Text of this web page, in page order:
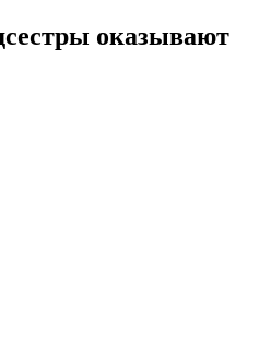
оказывают